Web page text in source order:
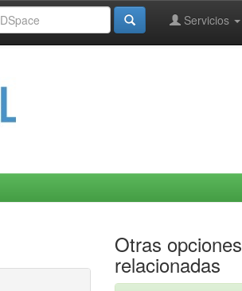
Servicios
Otras opciones
relacionadas